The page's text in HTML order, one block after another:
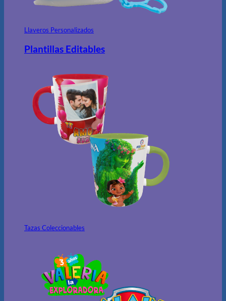
Llaveros Personalizados
Plantillas Editables
Tazas Coleccionables